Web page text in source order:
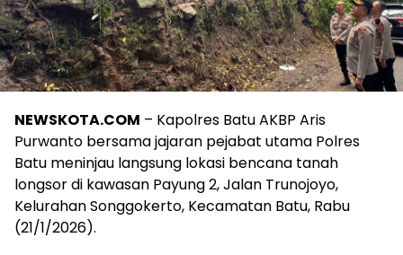
NEWSKOTA.COM – Kapolres Batu AKBP Aris
Purwanto bersama jajaran pejabat utama Polres
Batu meninjau langsung lokasi bencana tanah
longsor di kawasan Payung 2, Jalan Trunojoyo,
Kelurahan Songgokerto, Kecamatan Batu, Rabu
(21/1/2026).